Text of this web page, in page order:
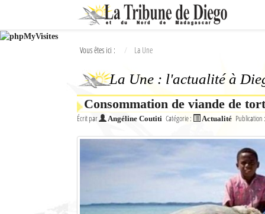
Ok
L'actualité à Diego Suarez
Vous êtes ici : La Une
La Une : l'actualité à
Consommation de viande de
Écrit par Angéline Coutiti Catégorie : Actualité